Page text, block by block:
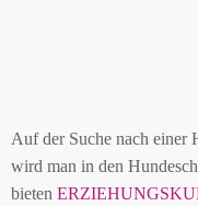
Auf der Suche nach einer
wird man in den
bieten